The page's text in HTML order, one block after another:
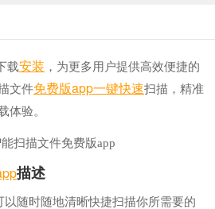
载安装 ，为更多用户提供高效便捷的
文件免费版app一键快速扫描，精准
体验。
描述
以随时随地清晰快捷扫描你所需要的